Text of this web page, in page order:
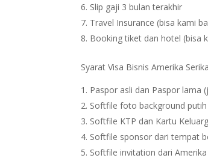
Slip gaji 3 bulan terakhir
Travel Insurance (bisa kami
Booking tiket dan hotel (bisa
Syarat Visa Bisnis Amerika
Paspor asli dan Paspor lama
Softfile foto background putih
Softfile KTP dan Kartu
Softfile sponsor dari tempat
Softfile invitation dari